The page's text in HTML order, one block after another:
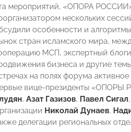
мероприятий, «ОПОРА
нескольких
особенности и
стран исламского мира,
МСП, экспертный
бизнеса и другие
на полях форума
вице-президенты «ОПОРЫ
, Азат Газизов, Павел Сигал
Николай Дунаев,
делегации региональных